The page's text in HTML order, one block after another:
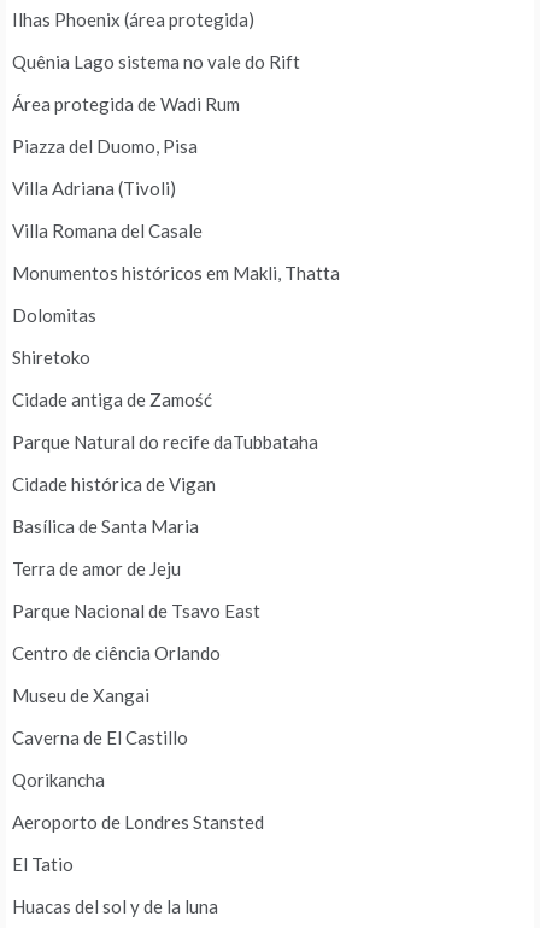
Ilhas Phoenix (área protegida)
Quênia Lago sistema no vale do Rift
Área protegida de Wadi Rum
Piazza del Duomo, Pisa
Villa Adriana (Tivoli)
Villa Romana del Casale
Monumentos históricos em Makli, Thatta
Dolomitas
Shiretoko
Cidade antiga de Zamość
Parque Natural do recife daTubbataha
Cidade histórica de Vigan
Basílica de Santa Maria
Terra de amor de Jeju
Parque Nacional de Tsavo East
Centro de ciência Orlando
Museu de Xangai
Caverna de El Castillo
Qorikancha
Aeroporto de Londres Stansted
El Tatio
Huacas del sol y de la luna